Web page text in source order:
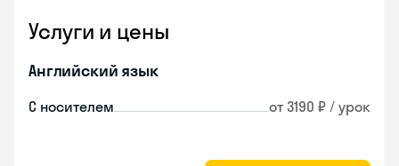
Услуги и цены
Английский язык
С носителем от 3190 ₽ / урок